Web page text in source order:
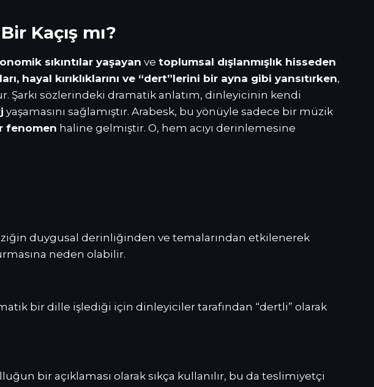
Kaçış mı?
sıkıntılar yaşayan ve toplumsal dışlanmışlık hisseden
hayal kırıklıklarını ve “dert”lerini bir ayna gibi yansıtırken,
Şarkı sözlerindeki dramatik anlatım, dinleyicinin kendi
yaşamasını sağlamıştır. Arabesk, bu yönüyle sadece bir müzik
fenomen haline gelmiştir. O, hem acıyı derinlemesine
duygusal derinliğinden ve temalarından etkilenerek
neden olabilir.
bir dille işlediği için dinleyiciler tarafından “dertli” olarak
bir açıklaması olarak sıkça kullanılır, bu da teslimiyetçi